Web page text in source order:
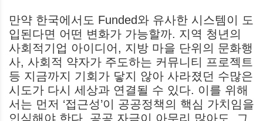
만약 한국에서도 Funded와 유사한 시스템이 도
입된다면 어떤 변화가 가능할까. 지역 청년의
사회적기업 아이디어, 지방 마을 단위의 문화행
사, 사회적 약자가 주도하는 커뮤니티 프로젝트
등 지금까지 기회가 닿지 않아 사라졌던 수많은
시도가 다시 세상과 연결될 수 있다. 이를 위해
서는 먼저 ‘접근성’이 공공정책의 핵심 가치임을
인식해야 한다. 공공 자금이 아무리 많아도, 그